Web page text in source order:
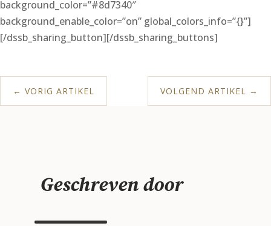
background_color=”#8d7340″
background_enable_color=”on” global_colors_info=”{}”]
[/dssb_sharing_button][/dssb_sharing_buttons]
← VORIG ARTIKEL VOLGEND ARTIKEL →
Geschreven door